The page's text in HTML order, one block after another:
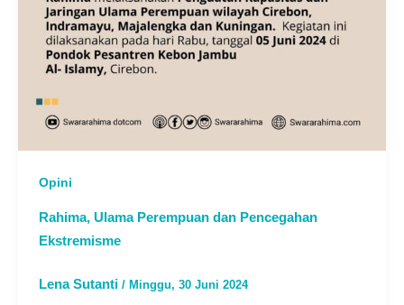
Opini
Rahima, Ulama Perempuan dan Pencegahan
Ekstremisme
Lena Sutanti / Minggu, 30 Juni 2024